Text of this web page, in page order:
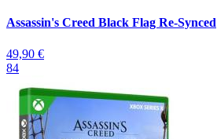
Assassin's Creed Black Flag Re-Synced
49,90 €
84